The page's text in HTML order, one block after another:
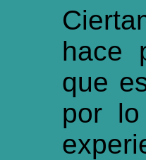
hace
que
por